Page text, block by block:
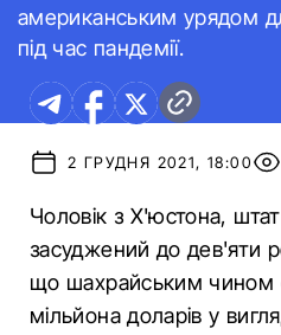
американським урядом
під час пандемії.
2 ГРУДНЯ 2021, 18:00
Чоловік з Х'юстона,
засуджений до дев'яти
що шахрайським чином
мільйона доларів у